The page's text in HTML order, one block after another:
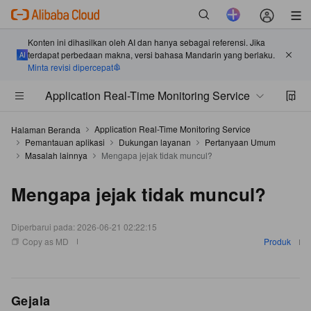
Konten ini dihasilkan oleh AI dan hanya sebagai referensi. Jika
terdapat perbedaan makna, versi bahasa Mandarin yang berlaku.
Minta revisi dipercepat
Application Real-Time Monitoring Service
Halaman Beranda
Application Real-Time Monitoring Service
Pemantauan aplikasi
Dukungan layanan
Pertanyaan Umum
Masalah lainnya
Mengapa jejak tidak muncul?
Mengapa jejak tidak muncul?
Diperbarui pada: 2026-06-21 02:22:15
Copy as MD
Produk
Gejala